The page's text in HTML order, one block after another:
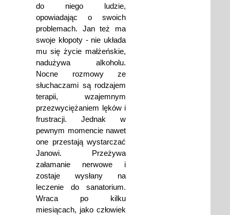
do niego ludzie,
opowiadając o swoich
problemach. Jan też ma
swoje kłopoty - nie układa
mu się życie małżeńskie,
nadużywa alkoholu.
Nocne rozmowy ze
słuchaczami są rodzajem
terapii, wzajemnym
przezwyciężaniem lęków i
frustracji. Jednak w
pewnym momencie nawet
one przestają wystarczać
Janowi. Przeżywa
załamanie nerwowe i
zostaje wysłany na
leczenie do sanatorium.
Wraca po kilku
miesiącach, jako człowiek